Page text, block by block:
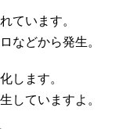
ています。
などから発生。
します。
していますよ。